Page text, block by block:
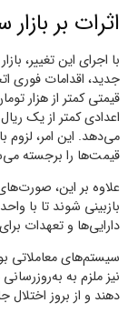
اثرات بر
با اجرای این تغییر،
جدید، اقدامات فوری
قیمتی کمتر از هزار
می‌دهد. این امر،
قیمت‌ها را برجسته
علاوه بر این،
بازبینی شوند تا با
دارایی‌ها و تعهدات
سیستم‌های معاملاتی
نیز ملزم به
دهند و از بروز اختلال